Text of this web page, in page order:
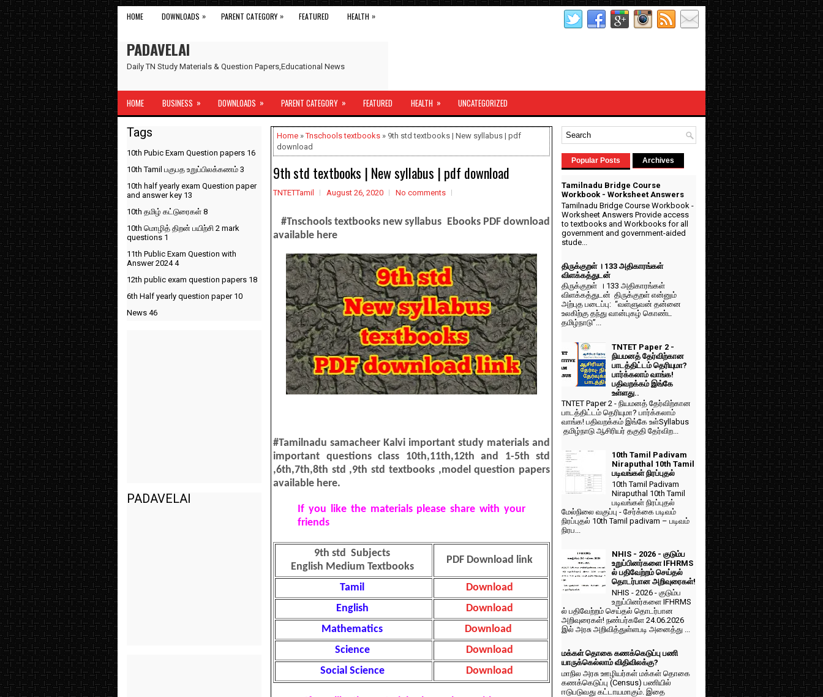
HOME DOWNLOADS » PARENT CATEGORY » FEATURED HEALTH »
PADAVELAI
Daily TN Study Materials & Question Papers,Educational News
HOME BUSINESS » DOWNLOADS » PARENT CATEGORY » FEATURED HEALTH » UNCATEGORIZED
Home »Tnschools textbooks » 9th std textbooks | New syllabus | pdf
download
9th std textbooks | New syllabus | pdf download
TNTETTamil August 26, 2020 No comments
#Tnschools textbooks new syllabus Ebooks PDF download
available here
#Tamilnadu samacheer Kalvi important study materials and
important questions class 10th,11th,12th and 1-5th std
,6th,7th,8th std ,9th std textbooks ,model question papers
available here.
If you like the materials please share with your
friends
9th std Subjects
English Medium Textbooks
PDF Download link
Tamil
Download
English
Download
Mathematics
Download
Science
Download
Social Science
Download
Tags
10th Pubic Exam Question papers 16
10th Tamil பகுபத உறுப்பிலக்கணம் 3
10th half yearly exam Question paper
and answer key 13
10th தமிழ் கட்டுரைகள் 8
10th மொழித் திறன் பயிற்சி 2 mark
questions 1
11th Public Exam Question with
Answer 20244
12th public exam question papers 18
6th Half yearly question paper 10
News 46
PADAVELAI
Popular Posts Archives
Tamilnadu Bridge Course
Workbook - Worksheet Answers
Tamilnadu Bridge Course Workbook -
Worksheet Answers Provide access
to textbooks and Workbooks for all
government and government-aided
stude...
திருக்குறள் । 133 அதிகாரங்கள்
விளக்கத்துடன்
திருக்குறள் । 133 அதிகாரங்கள்
விளக்கத்துடன் திருக்குறள் என்னும்
அற்புத படைப்பு: “வள்ளுவன் தன்னை
உலகிற்கு தந்து வான்புகழ் கொண்ட
தமிழ்நாடு”...
TNTET Paper 2 -
நியமனத் தேர்விற்கான
பாடத்திட்டம் தெரியுமா?
பார்க்கலாம் வாங்க!
பதிவறக்கம் இங்கே
உள்ளது..
TNTET Paper 2 - நியமனத் தேர்விற்கான
பாடத்திட்டம் தெரியுமா? பார்க்கலாம்
வாங்க! பதிவறக்கம் இங்கே உள்Syllabus
தமிழ்நாடு ஆசிரியர் தகுதி தேர்விற...
10th Tamil Padivam
Niraputhal 10th Tamil
படிவங்கள் நிரப்புதல்
10th Tamil Padivam
Niraputhal 10th Tamil
படிவங்கள் நிரப்புதல்
மேல்நிலை வகுப்பு - சேர்க்கை படிவம்
நிரப்புதல் 10th Tamil padivam – படிவம்
நிரப...
NHIS - 2026 - குடும்ப
உறுப்பினர்களை IFHRMS
ல் பதிவேற்றம் செய்தல்
தொடர்பான அறிவுரைகள்!
NHIS - 2026 - குடும்ப
உறுப்பினர்களை IFHRMS
ல் பதிவேற்றம் செய்தல் தொடர்பான
அறிவுரைகள்! நண்பர்களே 24.06.2026
இல் அரசு அறிவித்துள்ளபடி அனைத்து ...
மக்கள் தொகை கணக்கெடுப்பு பணி
யாருக்கெல்லாம் விதிவிலக்கு?
மாநில அரசு ஊழியர்கள் மக்கள் தொகை
கணக்கெடுப்பு (Census) பணியில்
ஈடுபடுவது கட்டாயமாகும். இதை